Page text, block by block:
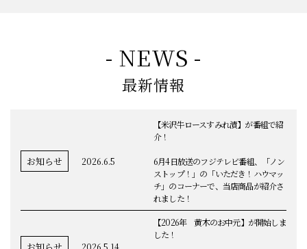
- NEWS -
最新情報
お知らせ 2026.6.5
【米沢牛ロースすみれ漬】が番組で紹
介！
6月4日放送のフジテレビ番組、「ノン
ストップ！」の「いただき！ハウマッ
チ」のコーナーで、当店商品が紹介さ
れました！
2026.5.14
【2026年 黄木のお中元】が開始しま
した！